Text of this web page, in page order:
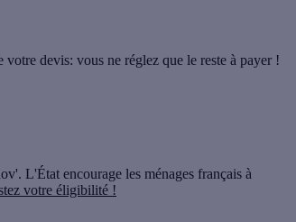
devis: vous ne réglez que le reste à payer !
L'État encourage les ménages français à
votre éligibilité !